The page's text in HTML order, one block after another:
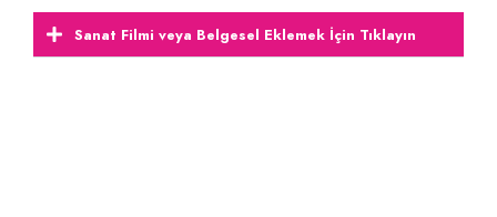
Sanat Filmi veya Belgesel Eklemek İçin Tıklayın